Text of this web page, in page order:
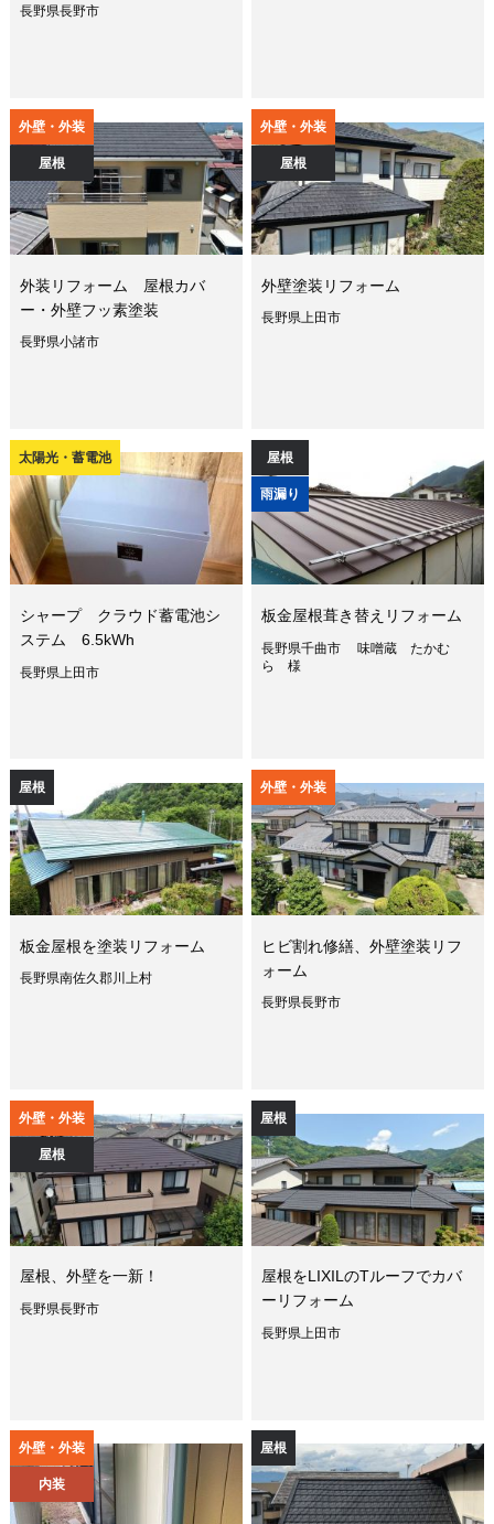
長野県長野市
外壁・外装
屋根
外装リフォーム 屋根カバ
ー・外壁フッ素塗装
長野県小諸市
外壁・外装
屋根
外壁塗装リフォーム
長野県上田市
太陽光・蓄電池
シャープ クラウド蓄電池シ
ステム 6.5kWh
長野県上田市
屋根
雨漏り
板金屋根葺き替えリフォーム
長野県千曲市 味噌蔵 たかむ
ら 様
屋根
板金屋根を塗装リフォーム
長野県南佐久郡川上村
外壁・外装
ヒビ割れ修繕、外壁塗装リフ
ォーム
長野県長野市
外壁・外装
屋根
屋根、外壁を一新！
長野県長野市
屋根
屋根をLIXILのTルーフでカバ
ーリフォーム
長野県上田市
外壁・外装
内装
屋根